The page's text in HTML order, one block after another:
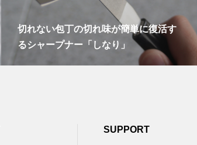
切れない包丁の切れ味が簡単に復活す
るシャープナー「しなり」
SUPPORT